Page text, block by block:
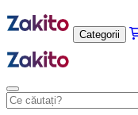
Categorii